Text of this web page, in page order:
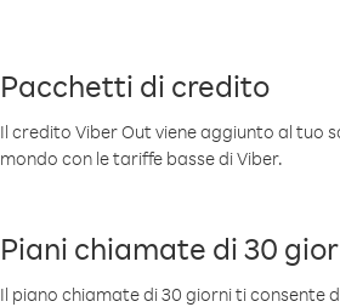
Pacchetti di credito
Il credito Viber Out viene aggiunto al tuo
mondo con le tariffe basse di Viber.
Piani chiamate di 30
Il piano chiamate di 30 giorni ti consente